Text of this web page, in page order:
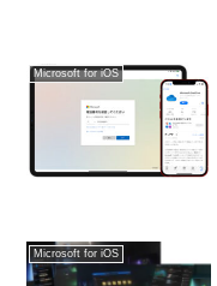
Microsoft for iOS
Microsoft for iOS